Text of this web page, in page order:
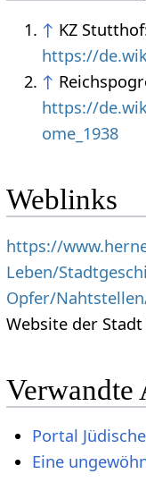
↑ KZ
https://
↑
https://
ome_1938
Weblinks
https://
Leben/
Opfer/
Website der
Verwandte
Portal
Eine